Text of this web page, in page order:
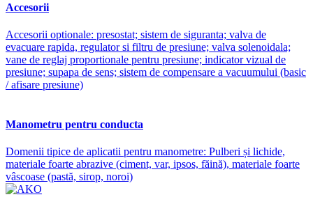
Accesorii
Accesorii optionale: presostat; sistem de siguranta; valva de
evacuare rapida, regulator si filtru de presiune; valva solenoidala;
vane de reglaj proportionale pentru presiune; indicator vizual de
presiune; supapa de sens; sistem de compensare a vacuumului (basic
/ afisare presiune)
Manometru pentru conducta
Domenii tipice de aplicatii pentru manometre: Pulberi și lichide,
materiale foarte abrazive (ciment, var, ipsos, făină), materiale foarte
vâscoase (pastă, sirop, noroi)